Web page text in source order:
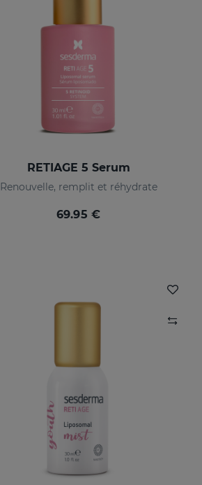
RETIAGE 5 Serum
Renouvelle, remplit et réhydrate
69.95 €